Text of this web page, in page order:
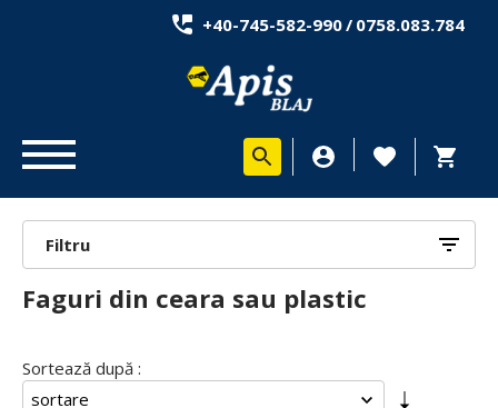
+40-745-582-990/ 0758.083.784
Filtru
Faguri din ceara sau plastic
Sortează după :